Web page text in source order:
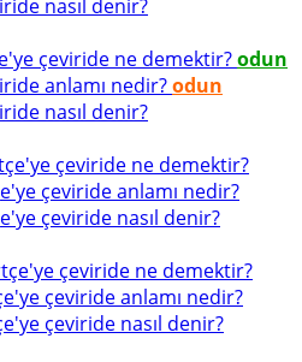
nasıl denir?
çeviride ne demektir?odun
anlamı nedir?odun
nasıl denir?
çeviride ne demektir?
çeviride anlamı nedir?
çeviride nasıl denir?
çeviride ne demektir?
çeviride anlamı nedir?
çeviride nasıl denir?